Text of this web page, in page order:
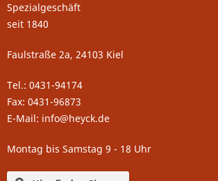
Spezialgeschäft
seit 1840
Faulstraße 2a, 24103 Kiel
Tel.: 0431-94174
Fax: 0431-96873
E-Mail: info@heyck.de
Montag bis Samstag 9 - 18 Uhr